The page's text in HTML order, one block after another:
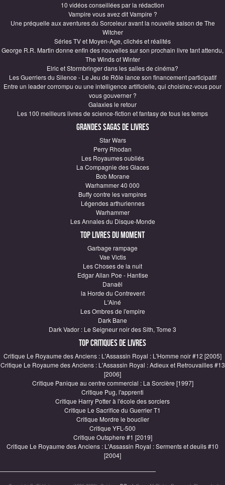
10 vidéos conseillées par la rédaction
Vampire vous avez dit Vampire ?
Une préquelle aux aventures du Sorceleur avant la nouvelle saison de The
Witcher
Séries TV et Moyen-Age, clichés et réalités
George R.R. Martin donne enfin des nouvelles sur son prochain livre tant attendu,
The Winds of Winter
Elric et Stormbringer dans les salles de cinéma?
Les Guerriers du Silence - Le Jeu de Rôle lance son financement participatif
Entre un leader corrompu ou une intelligence artificielle, qui choisirez-vous pour
vous gouverner ?
Galaxies le retour
Les 100 meilleurs livres de science-fiction et fantasy de tous les temps
Grandes sagas de Livres
Star Wars
Perry Rhodan
Les Royaumes oubliés
La Compagnie des Glaces
Bob Morane
Warhammer 40 000
Buffy contre les vampires
Légendes arthuriennes
Warhammer
Les Annales du Disque-Monde
Top Livres du moment
Garbage rampage
Vae Victis
Les Choses de la nuit
Edgar Allan Poe - Hantise
Danaël
la Horde du Contrevent
L'Ainé
Les Ombres de l'empire
Dark Bane
Dark Vador : Le Seigneur noir des Sith, Tome 3
Top critiques de Livres
Critique Le Royaume des Anciens : L'Assassin Royal : L'Homme noir #12 [2005]
Critique Le Royaume des Anciens : L'Assassin Royal : Adieux et Retrouvailles #13
[2006]
Critique Panique au centre commercial : La Sorcière [1997]
Critique Pug, l'apprenti
Critique Harry Potter à l'école des sorciers
Critique Le Sacrifice du Guerrier T1
Critique Mordre le bouclier
Critique YFL-500
Critique Outsphere #1 [2019]
Critique Le Royaume des Anciens : L'Assassin Royal : Serments et deuils #10
[2004]